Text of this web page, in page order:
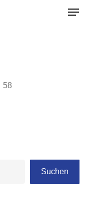
Menu
58
Suchen